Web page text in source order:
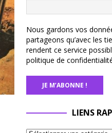
Nous gardons vos
partageons qu’avec les
rendent ce service
politique de
LIENS